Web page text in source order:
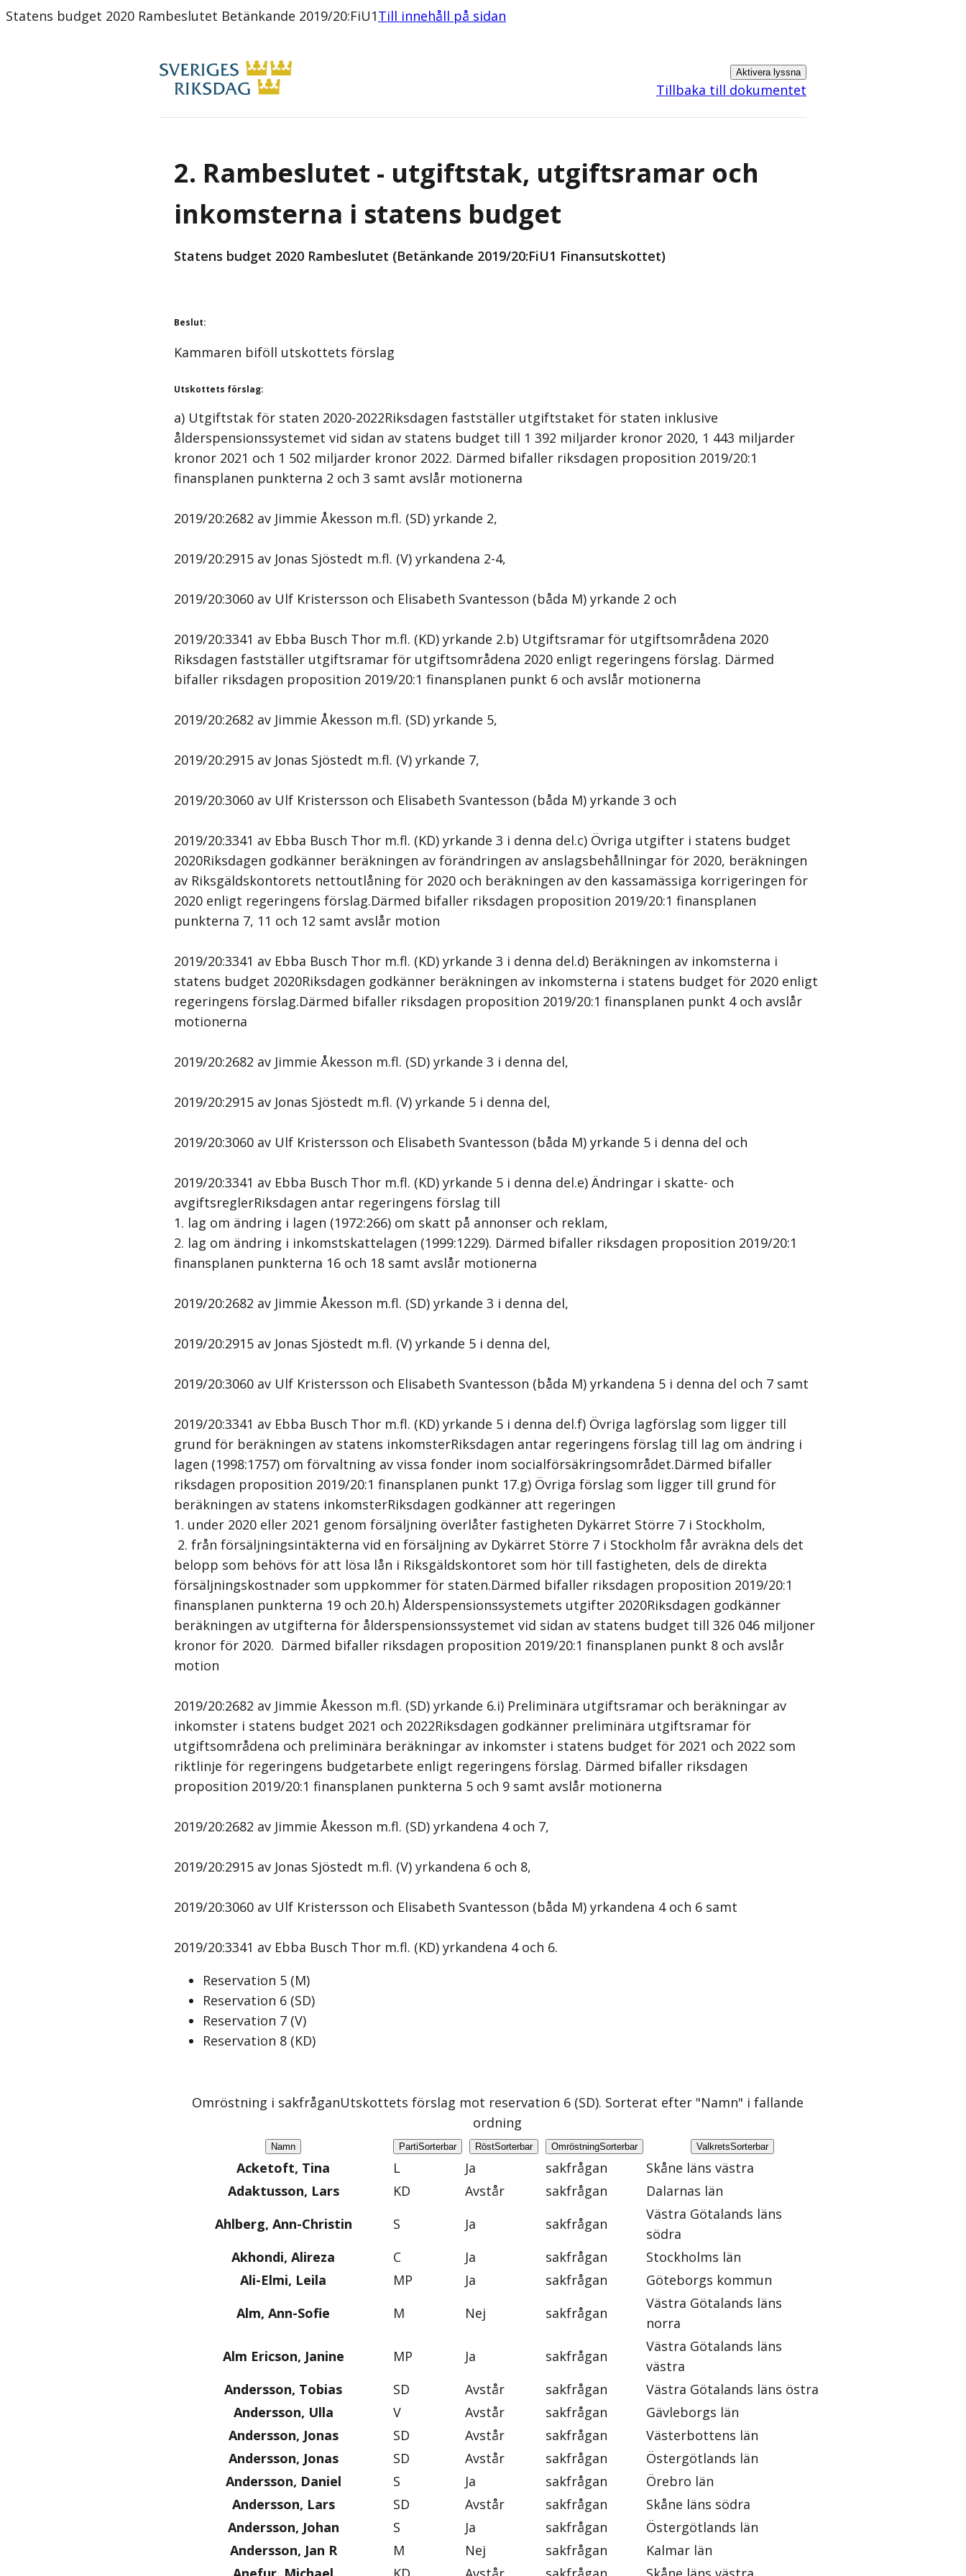
Statens budget 2020 Rambeslutet Betänkande 2019/20:FiU1Till innehåll på sidan
Aktivera lyssna
Tillbaka till dokumentet
2. Rambeslutet - utgiftstak, utgiftsramar och
inkomsterna i statens budget
Statens budget 2020 Rambeslutet (Betänkande 2019/20:FiU1 Finansutskottet)
Beslut:
Kammaren biföll utskottets förslag
Utskottets förslag:
a) Utgiftstak för staten 2020-2022Riksdagen fastställer utgiftstaket för staten inklusive
ålderspensionssystemet vid sidan av statens budget till 1 392 miljarder kronor 2020, 1 443 miljarder
kronor 2021 och 1 502 miljarder kronor 2022. Därmed bifaller riksdagen proposition 2019/20:1
finansplanen punkterna 2 och 3 samt avslår motionerna
2019/20:2682 av Jimmie Åkesson m.fl. (SD) yrkande 2,
2019/20:2915 av Jonas Sjöstedt m.fl. (V) yrkandena 2-4,
2019/20:3060 av Ulf Kristersson och Elisabeth Svantesson (båda M) yrkande 2 och
2019/20:3341 av Ebba Busch Thor m.fl. (KD) yrkande 2.b) Utgiftsramar för utgiftsområdena 2020
Riksdagen fastställer utgiftsramar för utgiftsområdena 2020 enligt regeringens förslag. Därmed
bifaller riksdagen proposition 2019/20:1 finansplanen punkt 6 och avslår motionerna
2019/20:2682 av Jimmie Åkesson m.fl. (SD) yrkande 5,
2019/20:2915 av Jonas Sjöstedt m.fl. (V) yrkande 7,
2019/20:3060 av Ulf Kristersson och Elisabeth Svantesson (båda M) yrkande 3 och
2019/20:3341 av Ebba Busch Thor m.fl. (KD) yrkande 3 i denna del.c) Övriga utgifter i statens budget
2020Riksdagen godkänner beräkningen av förändringen av anslagsbehållningar för 2020, beräkningen
av Riksgäldskontorets nettoutlåning för 2020 och beräkningen av den kassamässiga korrigeringen för
2020 enligt regeringens förslag.Därmed bifaller riksdagen proposition 2019/20:1 finansplanen
punkterna 7, 11 och 12 samt avslår motion
2019/20:3341 av Ebba Busch Thor m.fl. (KD) yrkande 3 i denna del.d) Beräkningen av inkomsterna i
statens budget 2020Riksdagen godkänner beräkningen av inkomsterna i statens budget för 2020 enligt
regeringens förslag.Därmed bifaller riksdagen proposition 2019/20:1 finansplanen punkt 4 och avslår
motionerna
2019/20:2682 av Jimmie Åkesson m.fl. (SD) yrkande 3 i denna del,
2019/20:2915 av Jonas Sjöstedt m.fl. (V) yrkande 5 i denna del,
2019/20:3060 av Ulf Kristersson och Elisabeth Svantesson (båda M) yrkande 5 i denna del och
2019/20:3341 av Ebba Busch Thor m.fl. (KD) yrkande 5 i denna del.e) Ändringar i skatte- och
avgiftsreglerRiksdagen antar regeringens förslag till
1. lag om ändring i lagen (1972:266) om skatt på annonser och reklam,
2. lag om ändring i inkomstskattelagen (1999:1229). Därmed bifaller riksdagen proposition 2019/20:1
finansplanen punkterna 16 och 18 samt avslår motionerna
2019/20:2682 av Jimmie Åkesson m.fl. (SD) yrkande 3 i denna del,
2019/20:2915 av Jonas Sjöstedt m.fl. (V) yrkande 5 i denna del,
2019/20:3060 av Ulf Kristersson och Elisabeth Svantesson (båda M) yrkandena 5 i denna del och 7 samt
2019/20:3341 av Ebba Busch Thor m.fl. (KD) yrkande 5 i denna del.f) Övriga lagförslag som ligger till
grund för beräkningen av statens inkomsterRiksdagen antar regeringens förslag till lag om ändring i
lagen (1998:1757) om förvaltning av vissa fonder inom socialförsäkringsområdet.Därmed bifaller
riksdagen proposition 2019/20:1 finansplanen punkt 17.g) Övriga förslag som ligger till grund för
beräkningen av statens inkomsterRiksdagen godkänner att regeringen
1. under 2020 eller 2021 genom försäljning överlåter fastigheten Dykärret Större 7 i Stockholm,
2. från försäljningsintäkterna vid en försäljning av Dykärret Större 7 i Stockholm får avräkna dels det
belopp som behövs för att lösa lån i Riksgäldskontoret som hör till fastigheten, dels de direkta
försäljningskostnader som uppkommer för staten.Därmed bifaller riksdagen proposition 2019/20:1
finansplanen punkterna 19 och 20.h) Ålderspensionssystemets utgifter 2020Riksdagen godkänner
beräkningen av utgifterna för ålderspensionssystemet vid sidan av statens budget till 326 046 miljoner
kronor för 2020. Därmed bifaller riksdagen proposition 2019/20:1 finansplanen punkt 8 och avslår
motion
2019/20:2682 av Jimmie Åkesson m.fl. (SD) yrkande 6.i) Preliminära utgiftsramar och beräkningar av
inkomster i statens budget 2021 och 2022Riksdagen godkänner preliminära utgiftsramar för
utgiftsområdena och preliminära beräkningar av inkomster i statens budget för 2021 och 2022 som
riktlinje för regeringens budgetarbete enligt regeringens förslag. Därmed bifaller riksdagen
proposition 2019/20:1 finansplanen punkterna 5 och 9 samt avslår motionerna
2019/20:2682 av Jimmie Åkesson m.fl. (SD) yrkandena 4 och 7,
2019/20:2915 av Jonas Sjöstedt m.fl. (V) yrkandena 6 och 8,
2019/20:3060 av Ulf Kristersson och Elisabeth Svantesson (båda M) yrkandena 4 och 6 samt
2019/20:3341 av Ebba Busch Thor m.fl. (KD) yrkandena 4 och 6.
Reservation 5 (M)
Reservation 6 (SD)
Reservation 7 (V)
Reservation 8 (KD)
Omröstning i sakfråganUtskottets förslag mot reservation 6 (SD). Sorterat efter "Namn" i fallande
ordning
Namn PartiSorterbar RöstSorterbar OmröstningSorterbar ValkretsSorterbar
Acketoft, Tina L Ja sakfrågan
Skåne läns västra
Adaktusson, Lars
KD Avstår sakfrågan
Dalarnas län
Ahlberg, Ann-Christin
S Ja sakfrågan
Västra Götalands läns
södra
Akhondi, Alireza
C Ja sakfrågan
Stockholms län
Ali-Elmi, Leila
MP Ja sakfrågan
Göteborgs kommun
Alm, Ann-Sofie
M Nej sakfrågan
Västra Götalands läns
norra
Alm Ericson, Janine
MP Ja sakfrågan
Västra Götalands läns
västra
Andersson, Tobias
SD Avstår sakfrågan
Västra Götalands läns östra
Andersson, Ulla
V Avstår sakfrågan
Gävleborgs län
Andersson, Jonas
SD Avstår sakfrågan
Västerbottens län
Andersson, Jonas
SD Avstår sakfrågan
Östergötlands län
Andersson, Daniel
S Ja sakfrågan
Örebro län
Andersson, Lars
SD Avstår sakfrågan
Skåne läns södra
Andersson, Johan
S Ja sakfrågan
Östergötlands län
Andersson, Jan R
M Nej sakfrågan
Kalmar län